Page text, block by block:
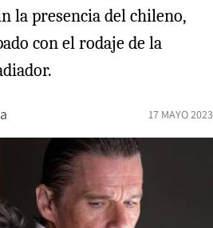
la presencia del chileno,
con el rodaje de la
17 MAYO 2023